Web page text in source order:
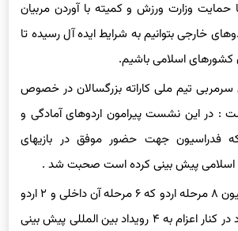
خارجی بتوانیم به شرایط ایده آل رسیده تا
کشورهای اسلامی باشیم.
تیم ملی کاراته بزرگسالان در خصوص
: در این نشست پیرامون اردوهای آمادگی و
که فدراسیون جهت حضور موفق در بازیهای
پیش بینی کرده است صحبت شد .
برون مرزی خواهد بود در کنار اعزام به ۴ رویداد بین المللی پیش بینی
پوشان بتوانند با انگیزه و آمادگی کامل در